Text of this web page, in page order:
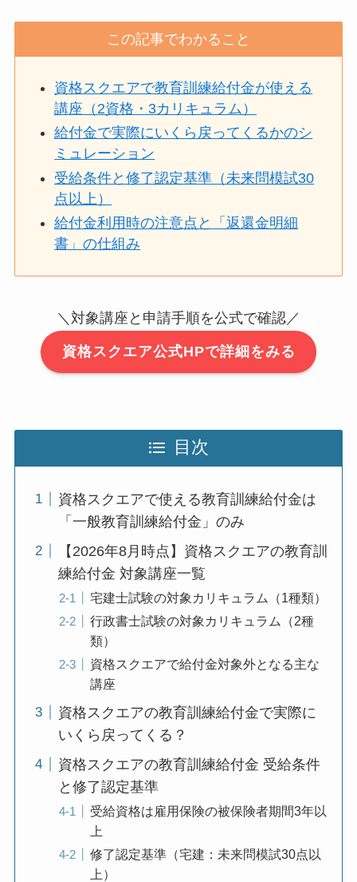
この記事でわかること
資格スクエアで教育訓練給付金が使える
講座（2資格・3カリキュラム）
給付金で実際にいくら戻ってくるかのシ
ミュレーション
受給条件と修了認定基準（未来問模試30
点以上）
給付金利用時の注意点と「返還金明細
書」の仕組み
＼対象講座と申請手順を公式で確認／
資格スクエア公式HPで詳細をみる
目次
資格スクエアで使える教育訓練給付金は
「一般教育訓練給付金」のみ
【2026年8月時点】資格スクエアの教育訓
練給付金 対象講座一覧
宅建士試験の対象カリキュラム（1種類）
行政書士試験の対象カリキュラム（2種
類）
資格スクエアで給付金対象外となる主な
講座
資格スクエアの教育訓練給付金で実際に
いくら戻ってくる？
資格スクエアの教育訓練給付金 受給条件
と修了認定基準
受給資格は雇用保険の被保険者期間3年以
上
修了認定基準（宅建：未来問模試30点以
上）